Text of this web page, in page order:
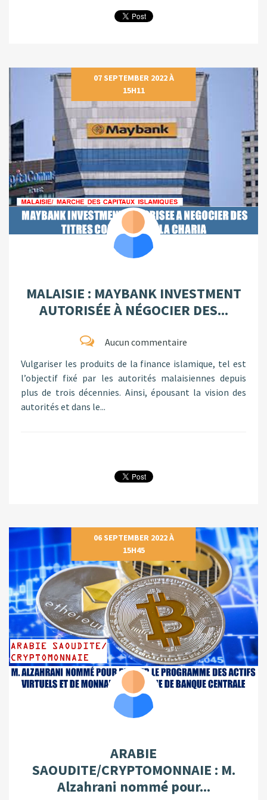
07 SEPTEMBER 2022 À
15H11
MALAISIE : MAYBANK INVESTMENT
AUTORISÉE À NÉGOCIER DES...
Aucun commentaire
Vulgariser les produits de la finance islamique, tel est
l’objectif fixé par les autorités malaisiennes depuis
plus de trois décennies. Ainsi, épousant la vision des
autorités et dans le...
06 SEPTEMBER 2022 À
15H45
ARABIE
SAOUDITE/CRYPTOMONNAIE : M.
Alzahrani nommé pour...